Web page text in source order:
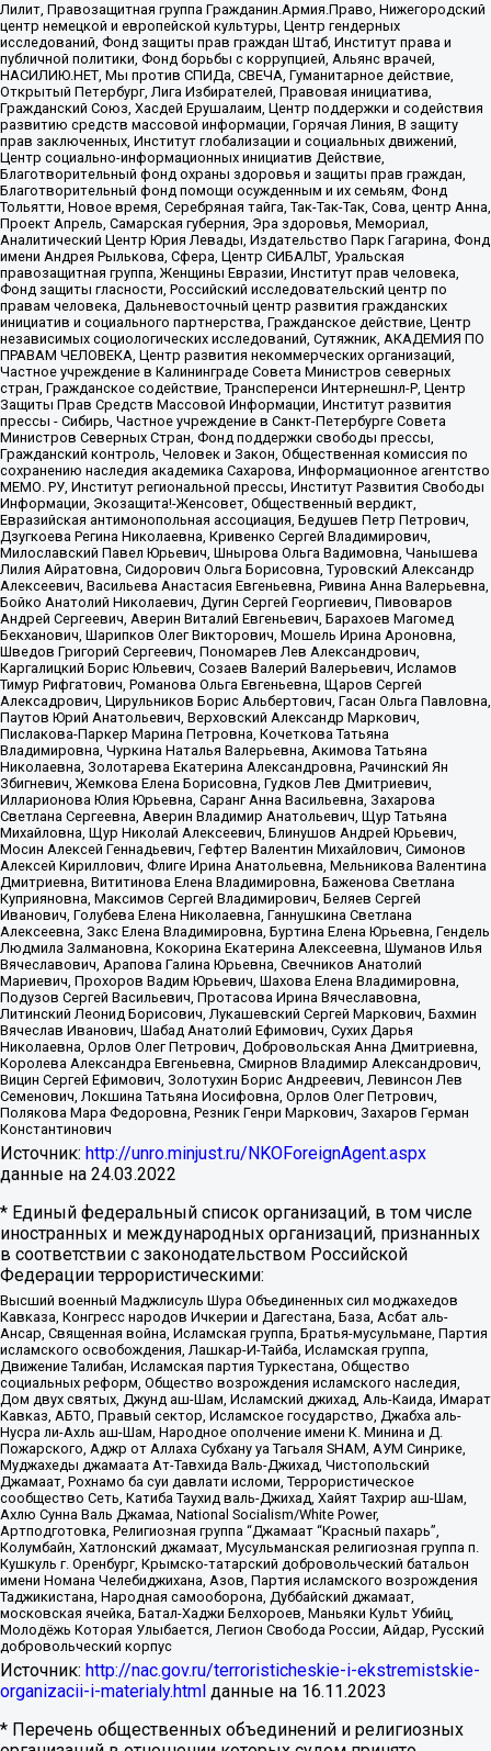
Лилит, Правозащитная группа Гражданин.Армия.Право, Нижегородский
центр немецкой и европейской культуры, Центр гендерных
исследований, Фонд защиты прав граждан Штаб, Институт права и
публичной политики, Фонд борьбы с коррупцией, Альянс врачей,
НАСИЛИЮ.НЕТ, Мы против СПИДа, СВЕЧА, Гуманитарное действие,
Открытый Петербург, Лига Избирателей, Правовая инициатива,
Гражданский Союз, Хасдей Ерушалаим, Центр поддержки и содействия
развитию средств массовой информации, Горячая Линия, В защиту
прав заключенных, Институт глобализации и социальных движений,
Центр социально-информационных инициатив Действие,
Благотворительный фонд охраны здоровья и защиты прав граждан,
Благотворительный фонд помощи осужденным и их семьям, Фонд
Тольятти, Новое время, Серебряная тайга, Так-Так-Так, Сова, центр Анна,
Проект Апрель, Самарская губерния, Эра здоровья, Мемориал,
Аналитический Центр Юрия Левады, Издательство Парк Гагарина, Фонд
имени Андрея Рылькова, Сфера, Центр СИБАЛЬТ, Уральская
правозащитная группа, Женщины Евразии, Институт прав человека,
Фонд защиты гласности, Российский исследовательский центр по
правам человека, Дальневосточный центр развития гражданских
инициатив и социального партнерства, Гражданское действие, Центр
независимых социологических исследований, Сутяжник, АКАДЕМИЯ ПО
ПРАВАМ ЧЕЛОВЕКА, Центр развития некоммерческих организаций,
Частное учреждение в Калининграде Совета Министров северных
стран, Гражданское содействие, Трансперенси Интернешнл-Р, Центр
Защиты Прав Средств Массовой Информации, Институт развития
прессы - Сибирь, Частное учреждение в Санкт-Петербурге Совета
Министров Северных Стран, Фонд поддержки свободы прессы,
Гражданский контроль, Человек и Закон, Общественная комиссия по
сохранению наследия академика Сахарова, Информационное агентство
МЕМО. РУ, Институт региональной прессы, Институт Развития Свободы
Информации, Экозащита!-Женсовет, Общественный вердикт,
Евразийская антимонопольная ассоциация, Бедушев Петр Петрович,
Дзугкоева Регина Николаевна, Кривенко Сергей Владимирович,
Милославский Павел Юрьевич, Шнырова Ольга Вадимовна, Чанышева
Лилия Айратовна, Сидорович Ольга Борисовна, Туровский Александр
Алексеевич, Васильева Анастасия Евгеньевна, Ривина Анна Валерьевна,
Бойко Анатолий Николаевич, Дугин Сергей Георгиевич, Пивоваров
Андрей Сергеевич, Аверин Виталий Евгеньевич, Барахоев Магомед
Бекханович, Шарипков Олег Викторович, Мошель Ирина Ароновна,
Шведов Григорий Сергеевич, Пономарев Лев Александрович,
Каргалицкий Борис Юльевич, Созаев Валерий Валерьевич, Исламов
Тимур Рифгатович, Романова Ольга Евгеньевна, Щаров Сергей
Алексадрович, Цирульников Борис Альбертович, Гасан Ольга Павловна,
Паутов Юрий Анатольевич, Верховский Александр Маркович,
Пислакова-Паркер Марина Петровна, Кочеткова Татьяна
Владимировна, Чуркина Наталья Валерьевна, Акимова Татьяна
Николаевна, Золотарева Екатерина Александровна, Рачинский Ян
Збигневич, Жемкова Елена Борисовна, Гудков Лев Дмитриевич,
Илларионова Юлия Юрьевна, Саранг Анна Васильевна, Захарова
Светлана Сергеевна, Аверин Владимир Анатольевич, Щур Татьяна
Михайловна, Щур Николай Алексеевич, Блинушов Андрей Юрьевич,
Мосин Алексей Геннадьевич, Гефтер Валентин Михайлович, Симонов
Алексей Кириллович, Флиге Ирина Анатольевна, Мельникова Валентина
Дмитриевна, Вититинова Елена Владимировна, Баженова Светлана
Куприяновна, Максимов Сергей Владимирович, Беляев Сергей
Иванович, Голубева Елена Николаевна, Ганнушкина Светлана
Алексеевна, Закс Елена Владимировна, Буртина Елена Юрьевна, Гендель
Людмила Залмановна, Кокорина Екатерина Алексеевна, Шуманов Илья
Вячеславович, Арапова Галина Юрьевна, Свечников Анатолий
Мариевич, Прохоров Вадим Юрьевич, Шахова Елена Владимировна,
Подузов Сергей Васильевич, Протасова Ирина Вячеславовна,
Литинский Леонид Борисович, Лукашевский Сергей Маркович, Бахмин
Вячеслав Иванович, Шабад Анатолий Ефимович, Сухих Дарья
Николаевна, Орлов Олег Петрович, Добровольская Анна Дмитриевна,
Королева Александра Евгеньевна, Смирнов Владимир Александрович,
Вицин Сергей Ефимович, Золотухин Борис Андреевич, Левинсон Лев
Семенович, Локшина Татьяна Иосифовна, Орлов Олег Петрович,
Полякова Мара Федоровна, Резник Генри Маркович, Захаров Герман
Константинович
Источник: http://unro.minjust.ru/NKOForeignAgent.aspx
данные на 24.03.2022
* Единый федеральный список организаций, в том числе
иностранных и международных организаций, признанных
в соответствии с законодательством Российской
Федерации террористическими:
Высший военный Маджлисуль Шура Объединенных сил моджахедов
Кавказа, Конгресс народов Ичкерии и Дагестана, База, Асбат аль-
Ансар, Священная война, Исламская группа, Братья-мусульмане, Партия
исламского освобождения, Лашкар-И-Тайба, Исламская группа,
Движение Талибан, Исламская партия Туркестана, Общество
социальных реформ, Общество возрождения исламского наследия,
Дом двух святых, Джунд аш-Шам, Исламский джихад, Аль-Каида, Имарат
Кавказ, АБТО, Правый сектор, Исламское государство, Джабха аль-
Нусра ли-Ахль аш-Шам, Народное ополчение имени К. Минина и Д.
Пожарского, Аджр от Аллаха Субхану уа Тагьаля SHAM, АУМ Синрике,
Муджахеды джамаата Ат-Тавхида Валь-Джихад, Чистопольский
Джамаат, Рохнамо ба суи давлати исломи, Террористическое
сообщество Сеть, Катиба Таухид валь-Джихад, Хайят Тахрир аш-Шам,
Ахлю Сунна Валь Джамаа, National Socialism/White Power,
Артподготовка, Религиозная группа “Джамаат “Красный пахарь”,
Колумбайн, Хатлонский джамаат, Мусульманская религиозная группа п.
Кушкуль г. Оренбург, Крымско-татарский добровольческий батальон
имени Номана Челебиджихана, Азов, Партия исламского возрождения
Таджикистана, Народная самооборона, Дуббайский джамаат,
московская ячейка, Батал-Хаджи Белхороев, Маньяки Культ Убийц,
Молодёжь Которая Улыбается, Легион Свобода России, Айдар, Русский
добровольческий корпус
Источник: http://nac.gov.ru/terroristicheskie-i-ekstremistskie-
organizacii-i-materialy.html данные на 16.11.2023
* Перечень общественных объединений и религиозных